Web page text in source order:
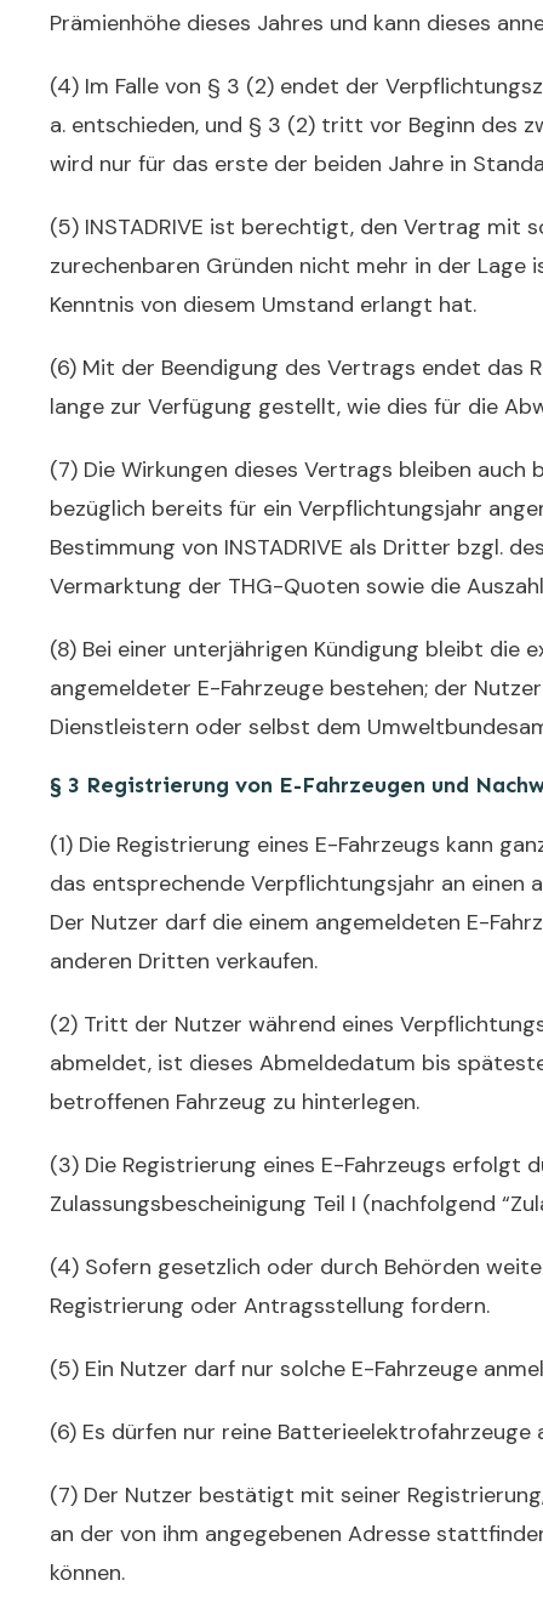
Prämienhöhe dieses Jahres und kann dieses
(4) Im Falle von § 3 (2) endet der
a. entschieden, und § 3 (2) tritt vor Beginn des
wird nur für das erste der beiden Jahre in
(5) INSTADRIVE ist berechtigt, den Vertrag mit
zurechenbaren Gründen nicht mehr in der Lage
Kenntnis von diesem Umstand erlangt hat.
(6) Mit der Beendigung des Vertrags endet das
lange zur Verfügung gestellt, wie dies für die
(7) Die Wirkungen dieses Vertrags bleiben
bezüglich bereits für ein Verpflichtungsjahr
Bestimmung von INSTADRIVE als Dritter bzgl.
Vermarktung der THG-Quoten sowie die
(8) Bei einer unterjährigen Kündigung bleibt die
angemeldeter E-Fahrzeuge bestehen; der
Dienstleistern oder selbst dem
§ 3 Registrierung von E-Fahrzeugen und
(1) Die Registrierung eines E-Fahrzeugs kann
das entsprechende Verpflichtungsjahr an einen
Der Nutzer darf die einem angemeldeten E-
anderen Dritten verkaufen.
(2) Tritt der Nutzer während eines Verpflich
abmeldet, ist dieses Abmeldedatum bis
betroffenen Fahrzeug zu hinterlegen.
(3) Die Registrierung eines E-Fahrzeugs erfolgt
Zulassungsbescheinigung Teil I (nachfolgend
(4) Sofern gesetzlich oder durch Behörden
Registrierung oder Antragsstellung fordern.
(5) Ein Nutzer darf nur solche E-Fahrzeuge
(6) Es dürfen nur reine
(7) Der Nutzer bestätigt mit seiner
an der von ihm angegebenen Adresse
können.